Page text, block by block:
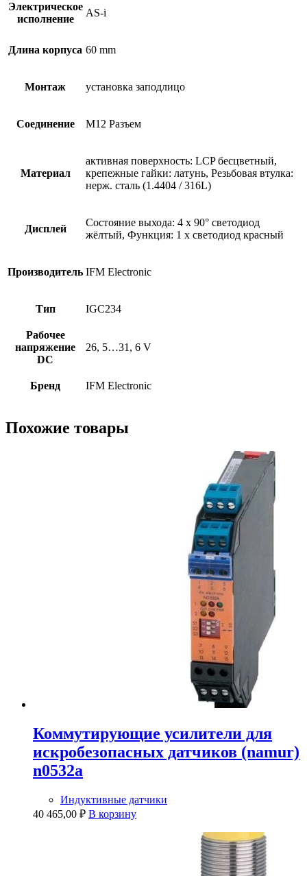
Электрическое
исполнение
AS-i
Длина корпуса 60 mm
Монтаж установка заподлицо
Соединение M12 Разъем
Материал
активная поверхность: LCP бесцветный,
крепежные гайки: латунь, Резьбовая втулка:
нерж. сталь (1.4404 / 316L)
Дисплей
Состояние выхода: 4 x 90° светодиод
жёлтый, Функция: 1 x светодиод красный
Производитель IFM Electronic
Тип IGC234
Рабочее
напряжение
DC
26, 5…31, 6 V
Бренд IFM Electronic
Похожие товары
Коммутирующие усилители для
искробезопасных датчиков (namur)
n0532a
Индуктивные датчики
40 465,00 ₽ В корзину